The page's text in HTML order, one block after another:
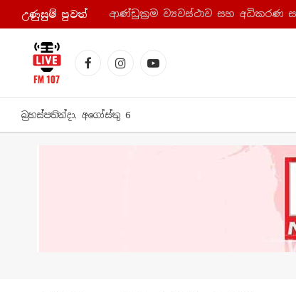
උණුසුම් පුව​ත්
FacebookInstagramYouTube
බ්‍රහස්පතින්දා, අගෝස්තු 6